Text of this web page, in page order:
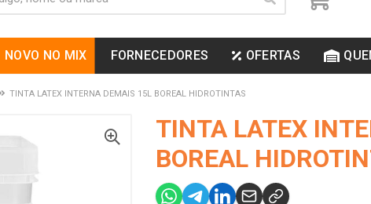
NOVO NO MIX FORNECEDORES OFERTAS
TINTA LATEX INTERNA DEMAIS 15L BOREAL HIDROTINTAS
TINTA LATEX
BOREAL